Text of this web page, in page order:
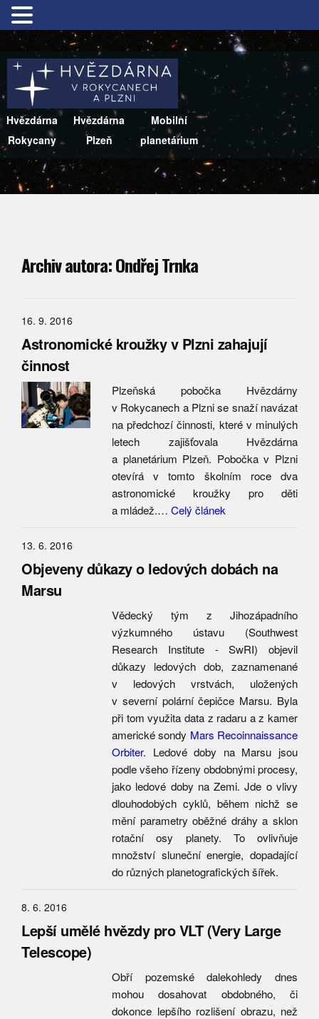
Hvězdárna
Rokycany
Hvězdárna
Plzeň
Mobilní
planetárium
Archiv autora:Ondřej Trnka
16. 9. 2016
Astronomické kroužky v Plzni zahajují
činnost
Plzeňská pobočka Hvězdárny
v Rokycanech a Plzni se snaží navázat
na předchozí činnosti, které v minulých
letech zajišťovala Hvězdárna
a planetárium Plzeň. Pobočka v Plzni
otevírá v tomto školním roce dva
astronomické kroužky pro děti
a mládež.… Celý článek
13. 6. 2016
Objeveny důkazy o ledových dobách na
Marsu
Vědecký tým z Jihozápadního
výzkumného ústavu (Southwest
Research Institute - SwRI) objevil
důkazy ledových dob, zaznamenané
v ledových vrstvách, uložených
v severní polární čepičce Marsu. Byla
při tom využita data z radaru a z kamer
americké sondy Mars Recoinnaissance
Orbiter. Ledové doby na Marsu jsou
podle všeho řízeny obdobnými procesy,
jako ledové doby na Zemi. Jde o vlivy
dlouhodobých cyklů, během nichž se
mění parametry oběžné dráhy a sklon
rotační osy planety. To ovlivňuje
množství sluneční energie, dopadající
do různých planetografických šířek.
8. 6. 2016
Lepší umělé hvězdy pro VLT (Very Large
Telescope)
Obří pozemské dalekohledy dnes
mohou dosahovat obdobného, či
dokonce lepšího rozlišení obrazu, než